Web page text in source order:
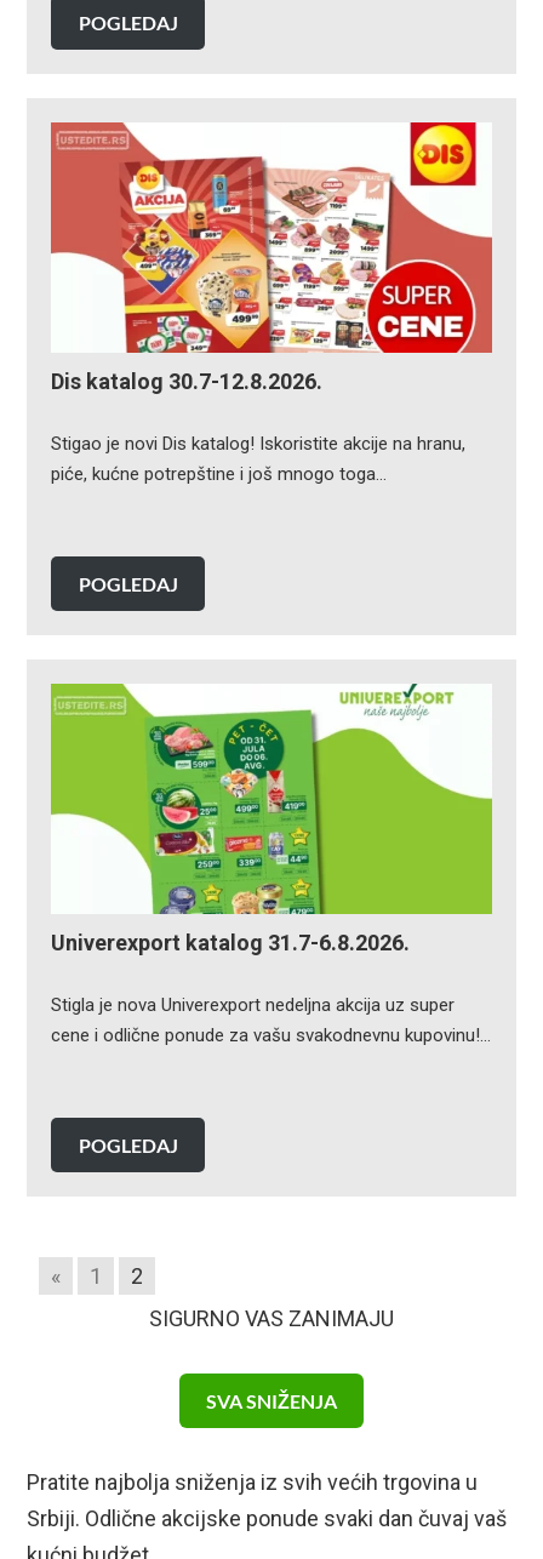
POGLEDAJ
Dis katalog 30.7-12.8.2026.
Stigao je novi Dis katalog! Iskoristite akcije na hranu,
piće, kućne potrepštine i još mnogo toga…
POGLEDAJ
Univerexport katalog 31.7-6.8.2026.
Stigla je nova Univerexport nedeljna akcija uz super
cene i odlične ponude za vašu svakodnevnu kupovinu!…
POGLEDAJ
« 1
2
SIGURNO VAS ZANIMAJU
SVA SNIŽENJA
Pratite najbolja sniženja iz svih većih trgovina u
Srbiji. Odlične akcijske ponude svaki dan čuvaj vaš